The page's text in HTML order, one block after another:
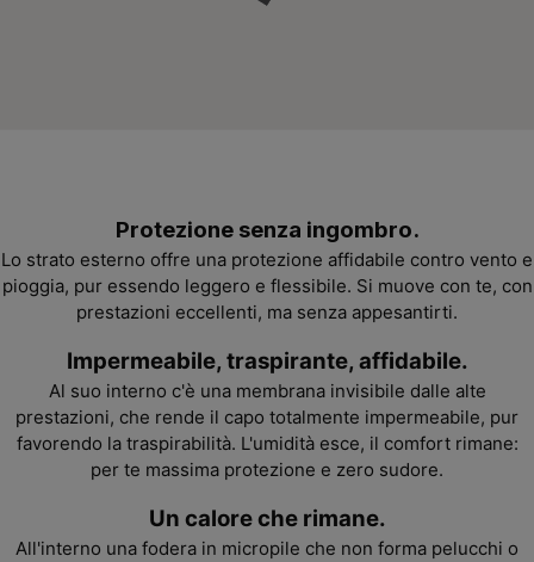
Protezione senza ingombro.
Lo strato esterno offre una protezione affidabile contro vento e
pioggia, pur essendo leggero e flessibile. Si muove con te, con
prestazioni eccellenti, ma senza appesantirti.
Impermeabile, traspirante, affidabile.
Al suo interno c'è una membrana invisibile dalle alte
prestazioni, che rende il capo totalmente impermeabile, pur
favorendo la traspirabilità. L'umidità esce, il comfort rimane:
per te massima protezione e zero sudore.
Un calore che rimane.
All'interno una fodera in micropile che non forma pelucchi o